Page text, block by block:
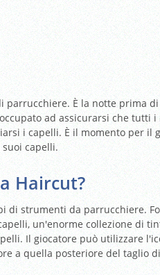
parrucchiere. È la notte prima
ad assicurarsi che tutti
i capelli. È il momento per il
capelli.
Haircut?
di strumenti da parrucchiere.
un'enorme collezione di
Il giocatore può utilizzare
a quella posteriore del taglio